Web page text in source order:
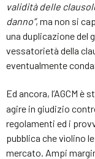
validità delle
danno”, ma non si
una duplicazione del
vessatorietà della
eventualmente
Ed ancora, l’AGCM è
agire in giudizio
regolamenti ed i
pubblica che vìolino
mercato. Ampi